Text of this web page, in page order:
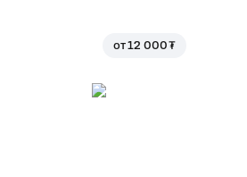
от12 000 ₮